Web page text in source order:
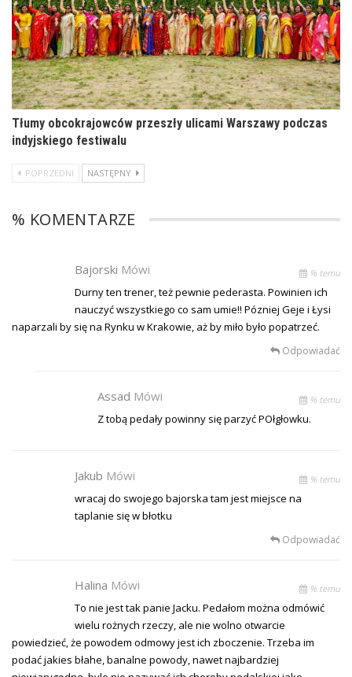
Tłumy obcokrajowców przeszły ulicami Warszawy podczas
indyjskiego festiwalu
POPRZEDNI NASTĘPNY
% KOMENTARZE
Bajorski Mówi % temu
Durny ten trener, też pewnie pederasta. Powinien ich
nauczyć wszystkiego co sam umie!! Pózniej Geje i Łysi
naparzali by się na Rynku w Krakowie, aż by miło było popatrzeć.
Odpowiadać
Assad Mówi % temu
Z tobą pedały powinny się parzyć POłgłowku.
Jakub Mówi % temu
wracaj do swojego bajorska tam jest miejsce na
taplanie się w błotku
Odpowiadać
Halina Mówi % temu
To nie jest tak panie Jacku. Pedałom można odmówić
wielu rożnych rzeczy, ale nie wolno otwarcie
powiedzieć, że powodem odmowy jest ich zboczenie. Trzeba im
podać jakies błahe, banalne powody, nawet najbardziej